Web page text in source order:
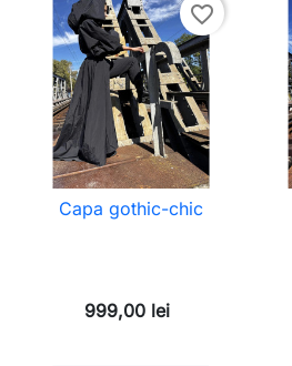
favorite_border
Capa gothic-chic
999,00 lei